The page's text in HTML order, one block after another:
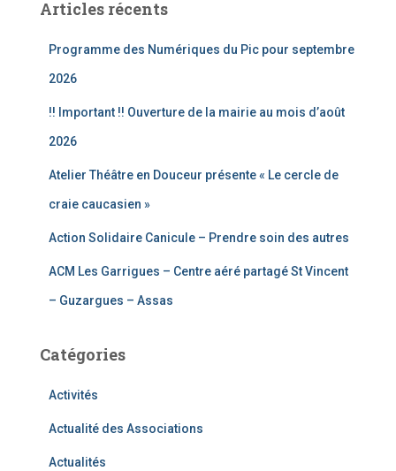
rArticles récents
Programme des Numériques du Pic pour septembre
2026
!! Important !! Ouverture de la mairie au mois d’août
2026
Atelier Théâtre en Douceur présente « Le cercle de
craie caucasien »
Action Solidaire Canicule – Prendre soin des autres
ACM Les Garrigues – Centre aéré partagé St Vincent
– Guzargues – Assas
Catégories
Activités
Actualité des Associations
Actualités